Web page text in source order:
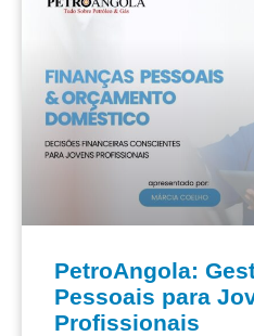
PetroAngola:
Pessoais para
Profissionais